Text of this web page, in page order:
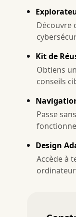
Découvre
Kit de
Obtiens
conseils
Passe
Design
Accède à